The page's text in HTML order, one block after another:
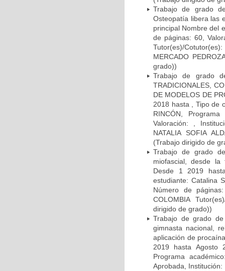
Trabajo de grado
Osteopatía libera las
principal Nombre del
de páginas: 60,
Tutor(es)/
MERCADO
grado))
Trabajo de grado
TRADICIONALES,
DE MODELOS DE
2018 hasta , Tipo de
RINCÓN,
Valoración: ,
NATALIA SOFIA
(Trabajo dirigido de
Trabajo de grado
miofascial, desde la
Desde 1 2019
estudiante: Catalina
Número de
COLOMBIA
dirigido de grado))
Trabajo de grado
gimnasta nacional,
aplicación de
2019 hasta Agosto
Programa
Aprobada, Institución: